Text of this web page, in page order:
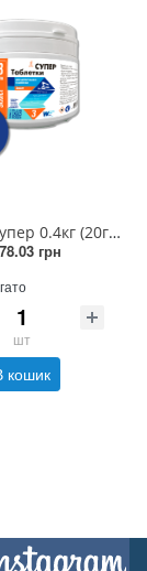
Таблетки Супер 0.4кг (20гр) (22шт)
грн
шт
кошик